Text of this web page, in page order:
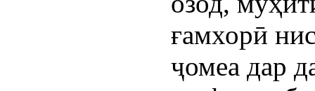
ғамхорӣ
ҷомеа дар